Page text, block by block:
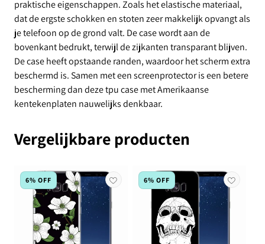
praktische eigenschappen. Zoals het elastische materiaal,
dat de ergste schokken en stoten zeer makkelijk opvangt als
je telefoon op de grond valt. De case wordt aan de
bovenkant bedrukt, terwijl de zijkanten transparant blijven.
De case heeft opstaande randen, waardoor het scherm extra
beschermd is. Samen met een screenprotector is een betere
bescherming dan deze tpu case met Amerikaanse
kentekenplaten nauwelijks denkbaar.
Vergelijkbare producten
6% OFF 6% OFF